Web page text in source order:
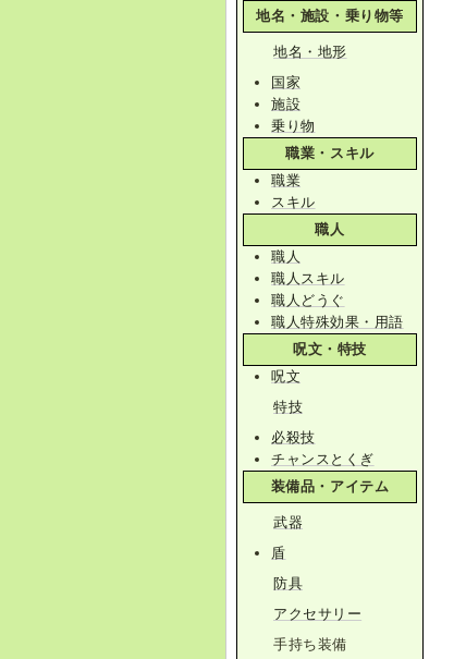
地名・施設・乗り物等
地名・地形
国家
施設
乗り物
職業・スキル
職業
スキル
職人
職人
職人スキル
職人どうぐ
職人特殊効果・用語
呪文・特技
呪文
特技
必殺技
チャンスとくぎ
装備品・アイテム
武器
盾
防具
アクセサリー
手持ち装備